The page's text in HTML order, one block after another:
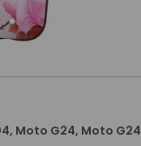
Moto G24, Moto G24